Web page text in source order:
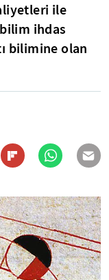
ile
ihdas
bilimine olan